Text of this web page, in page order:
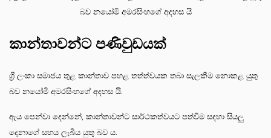
බව නයෝමි අමරසිංහගේ අදහස යි
කාන්තාවන්ට පණිවුඩයක්
ශ්‍රී ලංකා සමාජය තුළ කාන්තාව පහළ තත්ත්වයක තබා සැලකීම නොකළ යුතු
බව නයෝමි අමරසිංහගේ අදහස යි.
ඇය පෙන්වා දෙන්නේ, කාන්තාවන්ට සාර්ථකත්වයට පත්වීම සදහා සියලු
දෙනාගේ සහය ලැබිය යුතු බව ය.